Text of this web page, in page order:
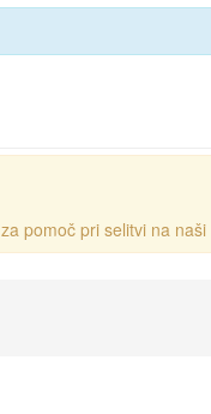
pomoč pri selitvi na naši